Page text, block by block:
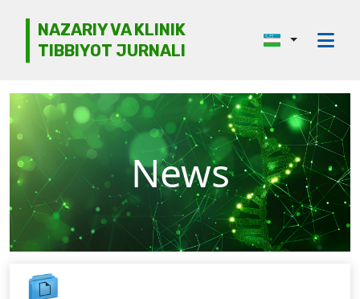
NAZARIY VA KLINIK
TIBBIYOT JURNALI
Tahririyat kengashi
Etika
Ko‘rib chiqish
Mualliflarga
Arxiv
News